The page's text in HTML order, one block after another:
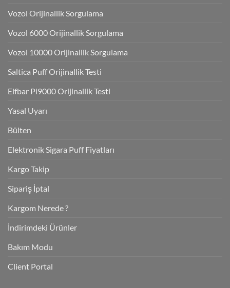
Vozol Orijinallik Sorgulama
Vozol 6000 Orijinallik Sorgulama
Vozol 10000 Orijinallik Sorgulama
Saltica Puff Orijinallik Testi
Elfbar Pi9000 Orijinallik Testi
Yasal Uyarı
Bülten
Elektronik Sigara Puff Fiyatları
Kargo Takip
Sipariş İptal
Kargom Nerede ?
İndirimdeki Ürünler
Bakım Modu
Client Portal